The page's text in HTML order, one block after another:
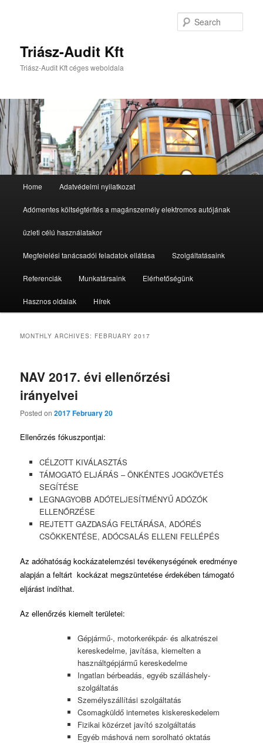
Triász-Audit Kft
Triász-Audit Kft céges weboldala
Skip
to
primary
content
Skip
to
secondary
content
Home Adatvédelmi nyilatkozat
Adómentes költségtérítés a magánszemély elektromos autójának
üzleti célú használatakor
Megfelelési tanácsadói feladatok ellátása Szolgáltatásaink
Referenciák Munkatársaink Elérhetőségünk
Hasznos oldalak Hírek
MONTHLY ARCHIVES: FEBRUARY 2017
NAV 2017. évi ellenőrzési
irányelvei
Posted on2017 February 20
Ellenőrzés fókuszpontjai:
CÉLZOTT KIVÁLASZTÁS
TÁMOGATÓ ELJÁRÁS – ÖNKÉNTES JOGKÖVETÉS
SEGÍTÉSE
LEGNAGYOBB ADÓTELJESÍTMÉNYŰ ADÓZÓK
ELLENŐRZÉSE
REJTETT GAZDASÁG FELTÁRÁSA, ADÓRÉS
CSÖKKENTÉSE, ADÓCSALÁS ELLENI FELLÉPÉS
Az adóhatóság kockázatelemzési tevékenységének eredménye
alapján a feltárt kockázat megszüntetése érdekében támogató
eljárást indíthat.
Az ellenőrzés kiemelt területei:
Gépjármű-, motorkerékpár- és alkatrészei
kereskedelme, javítása, kiemelten a
használtgépjármű kereskedelme
Ingatlan bérbeadás, egyéb szálláshely-
szolgáltatás
Személyszállítási szolgáltatás
Csomagküldő internetes kiskereskedelem
Fizikai közérzet javító szolgáltatás
Egyéb máshová nem sorolható oktatás